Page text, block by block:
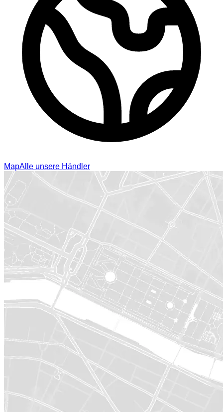
MapAlle unsere Händler